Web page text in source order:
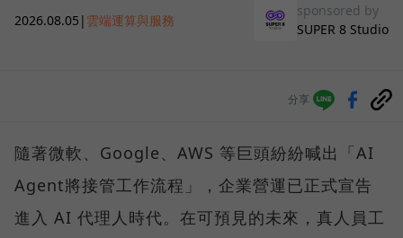
2026.08.05 | 雲端運算與服務
sponsored by
SUPER 8 Studio
分享
隨著微軟、Google、AWS 等巨頭紛紛喊出「AI
Agent將接管工作流程」，企業營運已正式宣告
進入 AI 代理人時代。在可預見的未來，真人員工